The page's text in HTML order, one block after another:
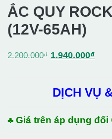
ẮC QUY
(12V-65AH)
2.200.000₫ Giá
2.200.000₫.
1.940.000₫Giá
là:
DỊCH VỤ
♣ Giá trên áp dụng đổi